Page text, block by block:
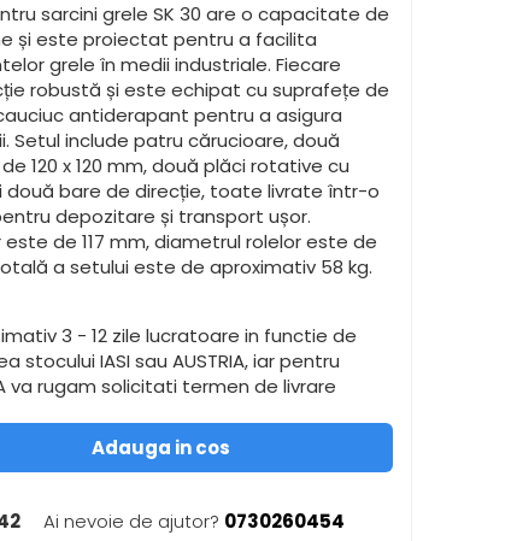
sarcini grele SK 30 are o capacitate de
și este proiectat pentru a facilita
grele în medii industriale. Fiecare
robustă și este echipat cu suprafețe de
antiderapant pentru a asigura
Setul include patru cărucioare, două
120 x 120 mm, două plăci rotative cu
două bare de direcție, toate livrate într-o
depozitare și transport ușor.
de 117 mm, diametrul rolelor este de
a setului este de aproximativ 58 kg.
3 - 12 zile lucratoare in functie de
stocului IASI sau AUSTRIA, iar pentru
va rugam solicitati termen de livrare
Adauga in cos
Ai nevoie de ajutor? 0730260454